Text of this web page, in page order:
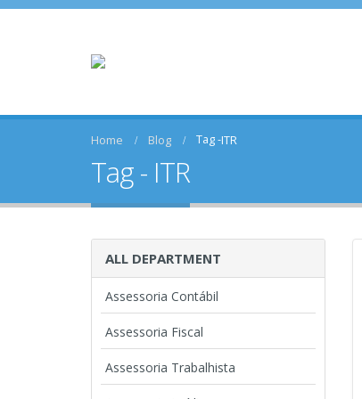
Home Blog Tag -ITR
Tag - ITR
ALL DEPARTMENT
Assessoria Contábil
Assessoria Fiscal
Assessoria Trabalhista